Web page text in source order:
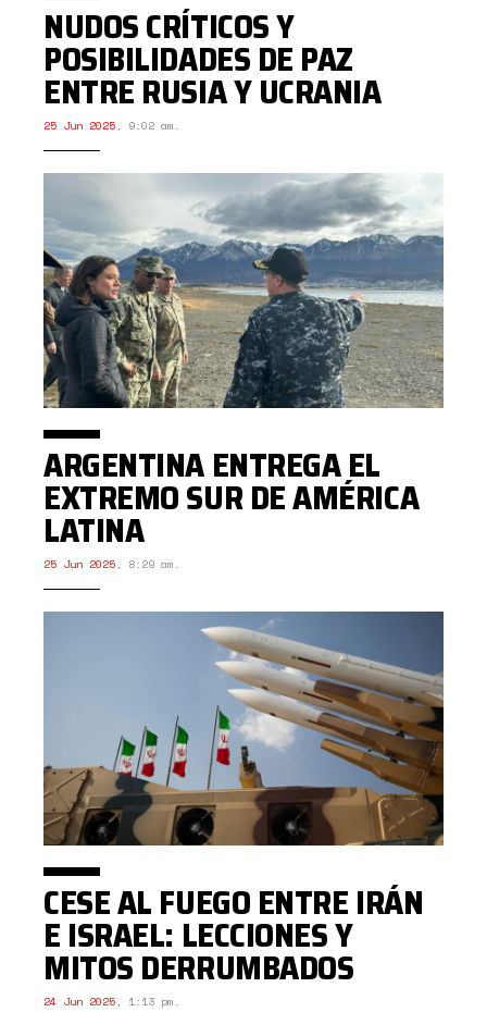
NUDOS CRÍTICOS Y
POSIBILIDADES DE PAZ
ENTRE RUSIA Y UCRANIA
25 Jun 2025, 9:02 am.
ARGENTINA ENTREGA EL
EXTREMO SUR DE AMÉRICA
LATINA
25 Jun 2025, 8:29 am.
CESE AL FUEGO ENTRE IRÁN
E ISRAEL: LECCIONES Y
MITOS DERRUMBADOS
24 Jun 2025, 1:13 pm.